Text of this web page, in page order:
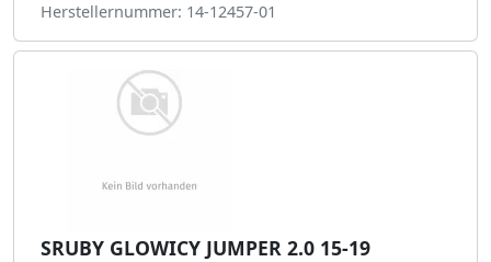
Herstellernummer: 14-12457-01
SRUBY GLOWICY JUMPER 2.0 15-19